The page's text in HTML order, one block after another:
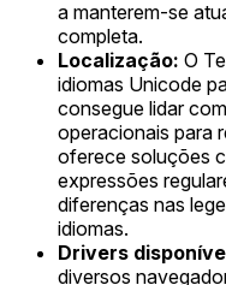
a manterem-se
completa.
Localização: O
idiomas Unicode
consegue lidar
operacionais para
oferece soluções
expressões
diferenças nas
idiomas.
Drivers
diversos